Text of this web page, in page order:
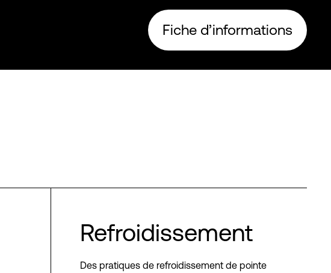
Fiche d’informations
Refroidissement
Des pratiques de refroidissement de pointe